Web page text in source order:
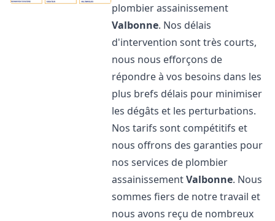
plombier assainissement
Valbonne. Nos délais
d'intervention sont très courts,
nous nous efforçons de
répondre à vos besoins dans les
plus brefs délais pour minimiser
les dégâts et les perturbations.
Nos tarifs sont compétitifs et
nous offrons des garanties pour
nos services de plombier
assainissementValbonne. Nous
sommes fiers de notre travail et
nous avons reçu de nombreux